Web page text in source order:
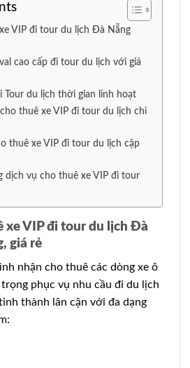
VIP đi tour du lịch Đà Nẵng
cao cấp đi tour du lịch với giá
Tour du lịch thời gian linh hoạt
thuê xe VIP đi tour du lịch chi
thuê xe VIP đi tour du lịch cập
dịch vụ cho thuê xe VIP đi tour
xe VIP đi tour du lịch Đà
giá rẻ
nhận cho thuê các dòng xe ô
phục vụ nhu cầu đi du lịch
thành lân cận với đa dạng